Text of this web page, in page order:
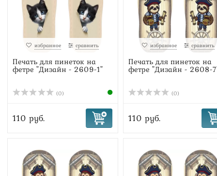
избранное сравнить
Печать для пинеток на
фетре "Дизайн - 2609-1"
(0)
110 руб.
избранное сравнить
Печать для пинеток на
фетре "Дизайн - 2608-
(0)
110 руб.